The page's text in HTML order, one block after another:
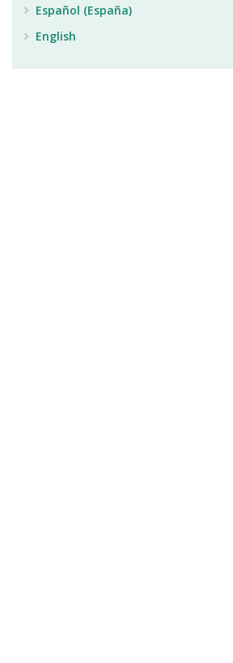
Español (España)
English